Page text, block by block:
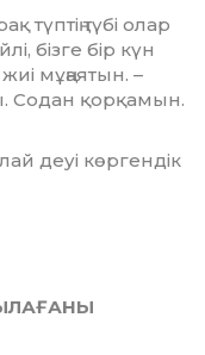
түптің түбі олар
бізге бір күн
мұңаятын. –
Содан қор­қамын.
деуі көргендік